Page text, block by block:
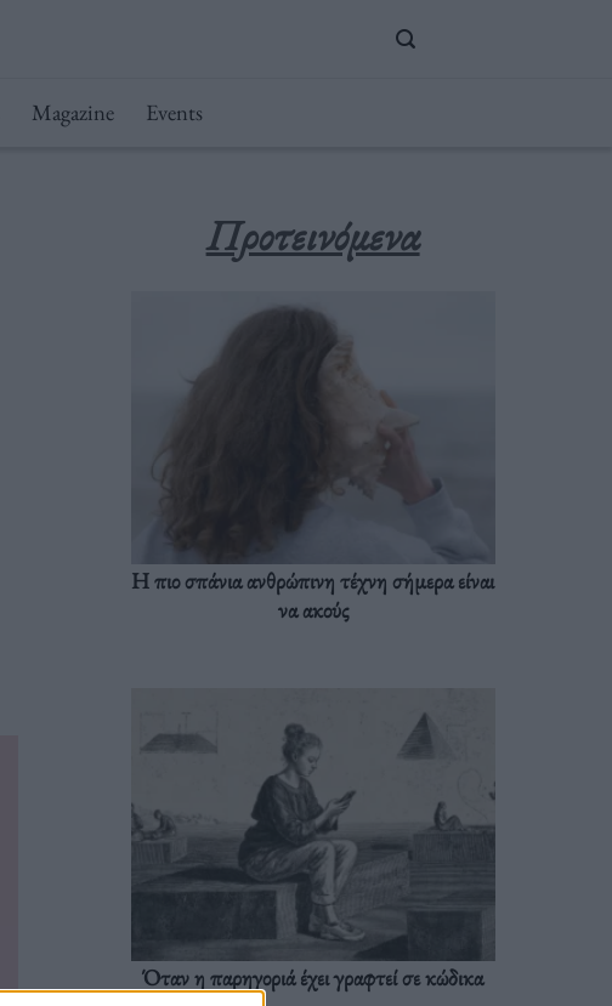
Magazine Events
Προτεινόμενα
Η πιο σπάνια ανθρώπινη τέχνη σήμερα είναι
να ακούς
Όταν η παρηγοριά έχει γραφτεί σε κώδικα